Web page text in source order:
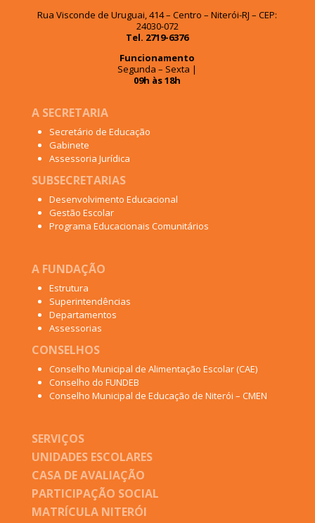
Rua Visconde de Uruguai, 414 – Centro – Niterói-RJ – CEP:
24030-072
Tel. 2719-6376
Funcionamento
Segunda – Sexta |
09h às 18h
A SECRETARIA
Secretário de Educação
Gabinete
Assessoria Jurídica
SUBSECRETARIAS
Desenvolvimento Educacional
Gestão Escolar
Programa Educacionais Comunitários
A FUNDAÇÃO
Estrutura
Superintendências
Departamentos
Assessorias
CONSELHOS
Conselho Municipal de Alimentação Escolar (CAE)
Conselho do FUNDEB
Conselho Municipal de Educação de Niterói – CMEN
SERVIÇOS
UNIDADES ESCOLARES
CASA DE AVALIAÇÃO
PARTICIPAÇÃO SOCIAL
MATRÍCULA NITERÓI